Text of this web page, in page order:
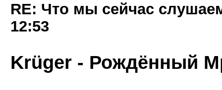
RE: Что мы сейчас
12:53
Krüger - Рождённый